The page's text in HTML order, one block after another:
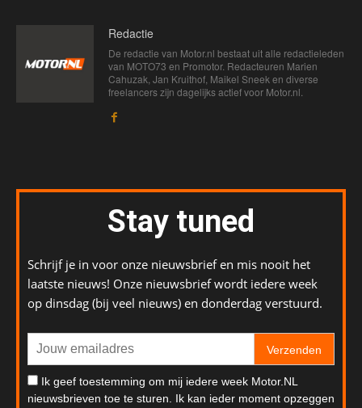
Redactie
De redactie van Motor.nl bestaat uit alle redactieleden
van MOTO73 en Promotor. Redacteuren Marien
Cahuzak, Jan Kruithof, Maikel Sneek en diverse
freelancers zijn dagelijks actief voor Motor.nl.
Stay tuned
Schrijf je in voor onze nieuwsbrief en mis nooit het
laatste nieuws! Onze nieuwsbrief wordt iedere week
op dinsdag (bij veel nieuws) en donderdag verstuurd.
Verzenden
Ik geef toestemming om mij iedere week Motor.NL
nieuwsbrieven toe te sturen. Ik kan ieder moment opzeggen